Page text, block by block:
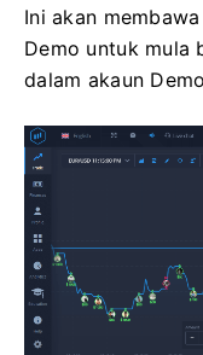
Ini akan
Demo untuk mula
dalam akaun